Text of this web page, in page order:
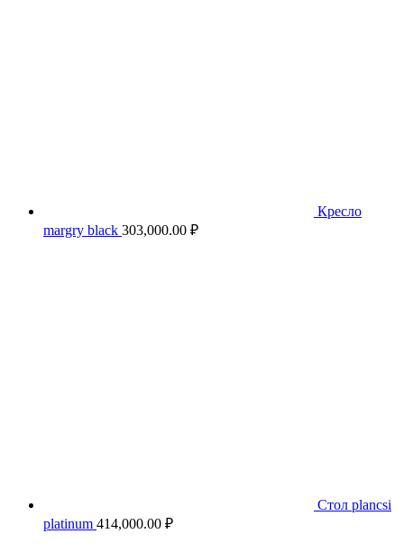
Кресло
margry black 303,000.00 ₽
Стол plancsi
platinum 414,000.00 ₽